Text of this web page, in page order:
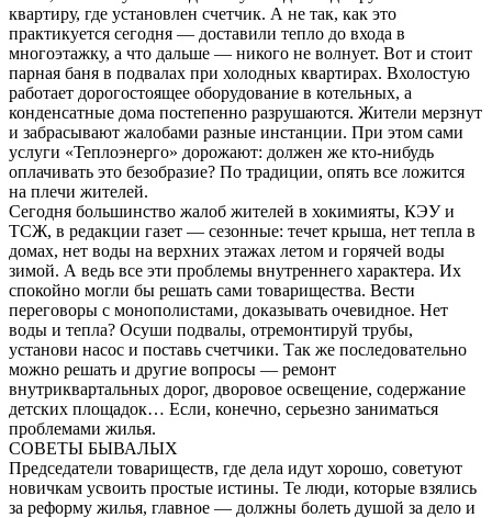
квартиру, где установлен счетчик. А не так, как это
практикуется сегодня — доставили тепло до входа в
многоэтажку, а что дальше — никого не волнует. Вот и стоит
парная баня в подвалах при холодных квартирах. Вхолостую
работает дорогостоящее оборудование в котельных, а
конденсатные дома постепенно разрушаются. Жители мерзнут
и забрасывают жалобами разные инстанции. При этом сами
услуги «Теплоэнерго» дорожают: должен же кто-нибудь
оплачивать это безобразие? По традиции, опять все ложится
на плечи жителей.
Сегодня большинство жалоб жителей в хокимияты, КЭУ и
ТСЖ, в редакции газет — сезонные: течет крыша, нет тепла в
домах, нет воды на верхних этажах летом и горячей воды
зимой. А ведь все эти проблемы внутреннего характера. Их
спокойно могли бы решать сами товарищества. Вести
переговоры с монополистами, доказывать очевидное. Нет
воды и тепла? Осуши подвалы, отремонтируй трубы,
установи насос и поставь счетчики. Так же последовательно
можно решать и другие вопросы — ремонт
внутриквартальных дорог, дворовое освещение, содержание
детских площадок… Если, конечно, серьезно заниматься
проблемами жилья.
СОВЕТЫ БЫВАЛЫХ
Председатели товариществ, где дела идут хорошо, советуют
новичкам усвоить простые истины. Те люди, которые взялись
за реформу жилья, главное — должны болеть душой за дело и